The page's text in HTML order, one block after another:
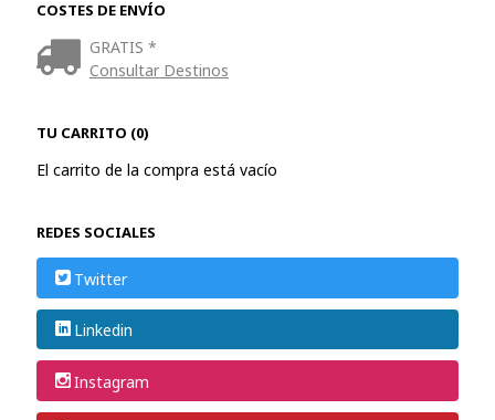
COSTES DE ENVÍO
GRATIS *
Consultar Destinos
TU CARRITO (0)
El carrito de la compra está vacío
REDES SOCIALES
Twitter
Linkedin
Instagram